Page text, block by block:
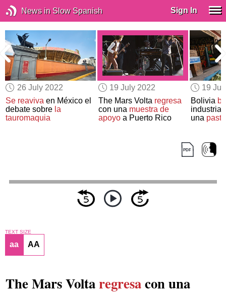
News in Slow Spanish Sign In
26 July 2022
Se reaviva en México el
debate sobre la
tauromaquia
19 July 2022
The Mars Volta regresa
con una muestra de
apoyoa Puerto Rico
19
Bolivia
una
TEXT SIZE
aa AA
The Mars Voltaregresacon una